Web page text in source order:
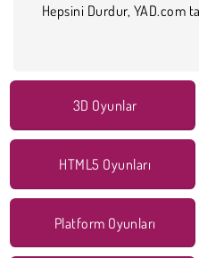
Hepsini Durdur, YAD.com
3D Oyunlar
HTML5 Oyunları
Platform Oyunları